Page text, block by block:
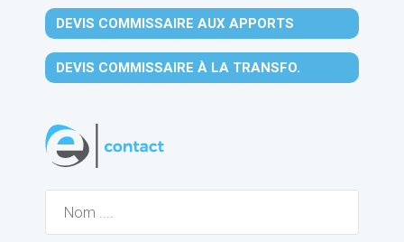
DEVIS COMMISSAIRE AUX APPORTS
DEVIS COMMISSAIRE À LA TRANSFO.